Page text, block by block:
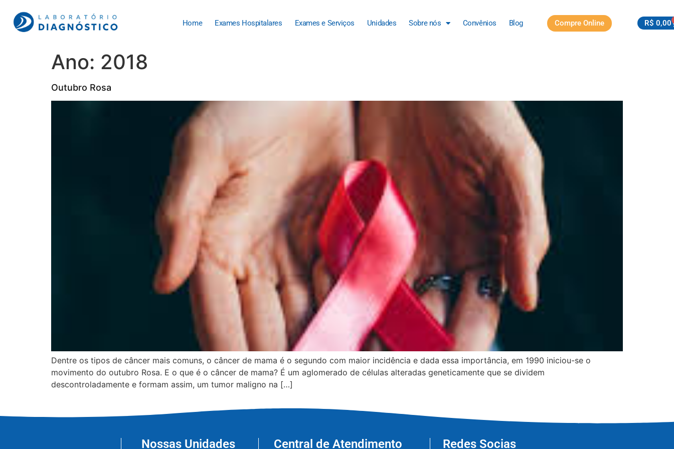
Home Exames Hospitalares Exames e Serviços Unidades Sobre nós Convênios Blog Compre Online R$ 0,00
Ano: 2018
Outubro Rosa
Dentre os tipos de câncer mais comuns, o câncer de mama é o segundo com maior incidência e dada essa importância, em 1990 iniciou-se o
movimento do outubro Rosa. E o que é o câncer de mama? É um aglomerado de células alteradas geneticamente que se dividem
descontroladamente e formam assim, um tumor maligno na […]
Nossas Unidades Central de Atendimento Redes Socias